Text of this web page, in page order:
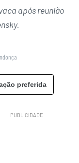
após reunião
preferida